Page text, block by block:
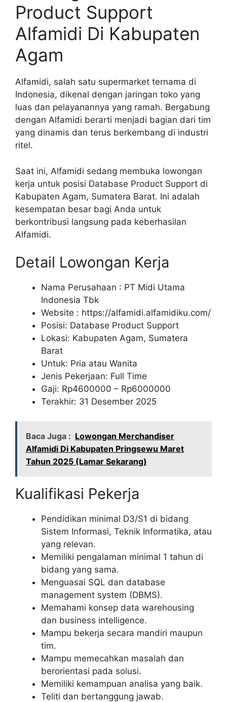
Product Support
Alfamidi Di Kabupaten
Agam
Alfamidi, salah satu supermarket ternama di
Indonesia, dikenal dengan jaringan toko yang
luas dan pelayanannya yang ramah. Bergabung
dengan Alfamidi berarti menjadi bagian dari tim
yang dinamis dan terus berkembang di industri
ritel.
Saat ini, Alfamidi sedang membuka lowongan
kerja untuk posisi Database Product Support di
Kabupaten Agam, Sumatera Barat. Ini adalah
kesempatan besar bagi Anda untuk
berkontribusi langsung pada keberhasilan
Alfamidi.
Detail Lowongan Kerja
Nama Perusahaan : PT Midi Utama
Indonesia Tbk
Website : https://alfamidi.alfamidiku.com/
Posisi: Database Product Support
Lokasi: Kabupaten Agam, Sumatera
Barat
Untuk: Pria atau Wanita
Jenis Pekerjaan: Full Time
Gaji: Rp4600000 – Rp6000000
Terakhir: 31 Desember 2025
Baca Juga : Lowongan Merchandiser
Alfamidi Di Kabupaten Pringsewu Maret
Tahun 2025 (Lamar Sekarang)
Kualifikasi Pekerja
Pendidikan minimal D3/S1 di bidang
Sistem Informasi, Teknik Informatika, atau
yang relevan.
Memiliki pengalaman minimal 1 tahun di
bidang yang sama.
Menguasai SQL dan database
management system (DBMS).
Memahami konsep data warehousing
dan business intelligence.
Mampu bekerja secara mandiri maupun
tim.
Mampu memecahkan masalah dan
berorientasi pada solusi.
Memiliki kemampuan analisa yang baik.
Teliti dan bertanggung jawab.